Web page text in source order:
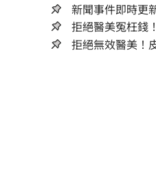
新聞事件即時更
拒絕醫美冤枉錢
拒絕無效醫美！